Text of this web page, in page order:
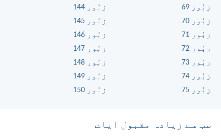
زبُور 69
زبُور 70
زبُور 71
زبُور 72
زبُور 73
زبُور 74
زبُور 75
زبُور 144
زبُور 145
زبُور 146
زبُور 147
زبُور 148
زبُور 149
زبُور 150
سب سے زیادہ مقبول آیات